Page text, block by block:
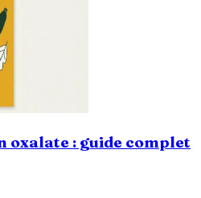
oxalate : guide complet